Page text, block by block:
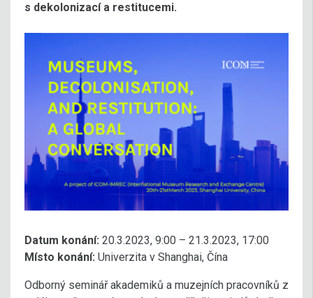
s dekolonizací a restitucemi.
Datum konání: 20.3.2023, 9:00 – 21.3.2023, 17:00
Místo konání: Univerzita v Shanghai, Čína
Odborný seminář akademiků a muzejních pracovníků z